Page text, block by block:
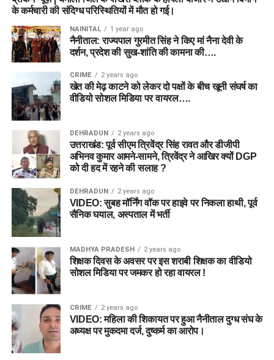
के कर्मचारी की संदिग्ध परिस्थितियों में मौत हो गई।
NAINITAL 1 year ago
नैनीताल: राज्यपाल गुरमीत सिंह ने किए मां नैना देवी के
दर्शन, प्रदेश की सुख-शांति की कामना की….
CRIME 2 years ago
खेत की मेढ़ काटने को लेकर दो पक्षों के बीच खूनी संघर्ष का
वीडियो सोशल मिडिया पर वायरल….
DEHRADUN 2 years ago
उत्तराखंड: पूर्व सीएम त्रिवेंद्र सिंह रावत और डीजीपी
अभिनव कुमार आमने-सामने, त्रिवेंद्र ने आखिर क्यों DGP
को दी हद में रहने की सलाह ?
DEHRADUN 2 years ago
VIDEO: सुबह मॉर्निंग वॉक पर हाइवे पर निकला हाथी, पूर्व
सैनिक घयाल, अस्पताल में भर्ती
MADHYA PRADESH 2 years ago
शिक्षक दिवस के अवसर पर इस शराबी शिक्षक का वीडियो
सोशल मिडिया पर जमकर हो रहा वायरल !
CRIME 2 years ago
VIDEO: महिला की शिकायत पर हुआ नैनीताल दुग्ध संघ के
अध्यक्ष पर मुकदमा दर्ज, दुष्कर्म का आरोप।